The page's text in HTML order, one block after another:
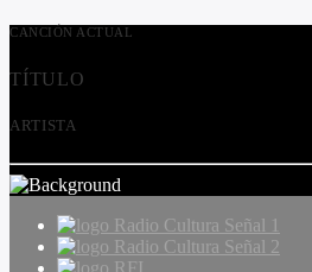
CANCIÓN ACTUAL
TÍTULO
ARTISTA
Radio Cultura Señal 1
Radio Cultura Señal 2
RFI